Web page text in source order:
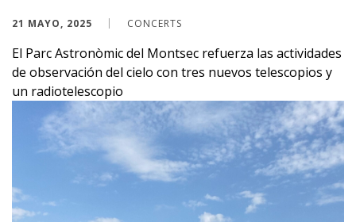
21 MAYO, 2025 CONCERTS
El Parc Astronòmic del Montsec refuerza las actividades
de observación del cielo con tres nuevos telescopios y
un radiotelescopio